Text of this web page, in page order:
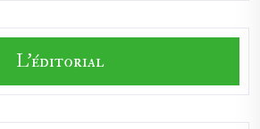
L'éditorial